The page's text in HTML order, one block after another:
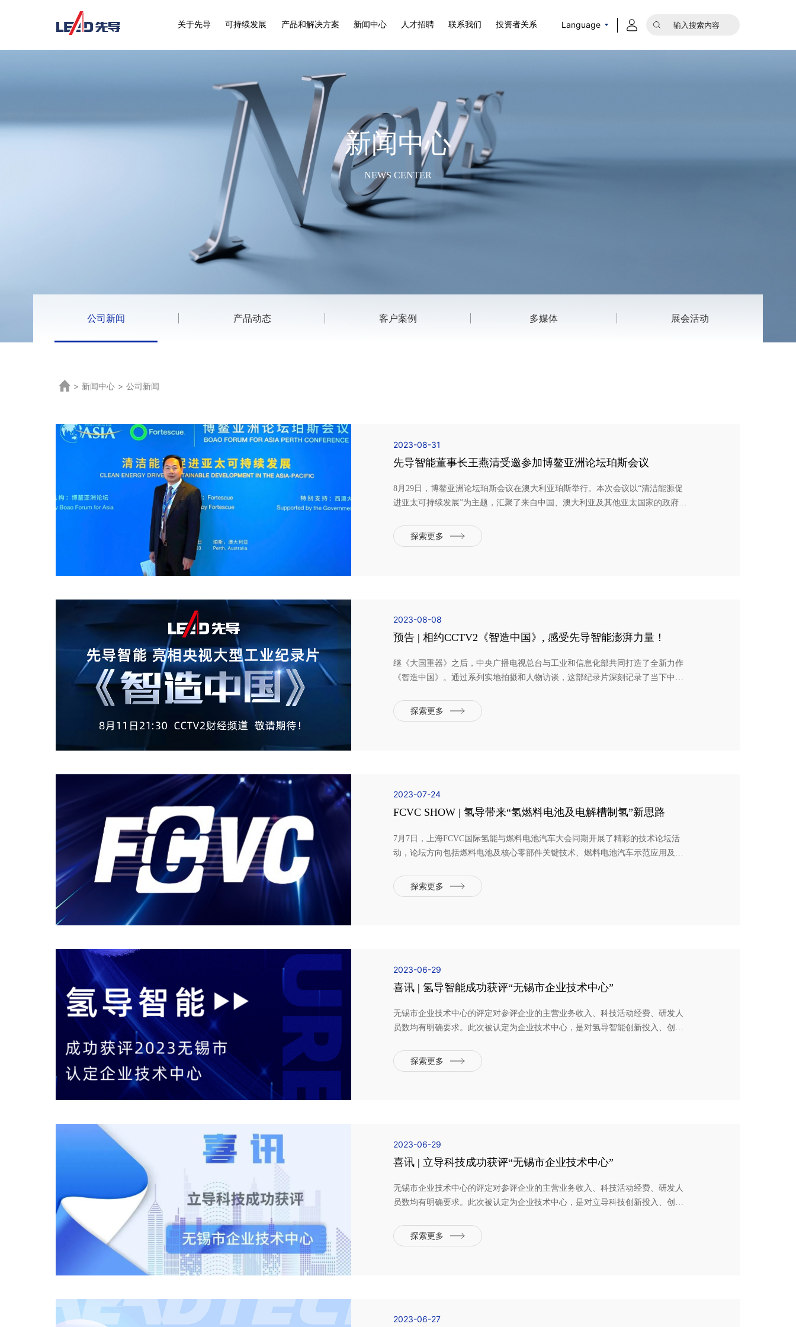
关于先导 可持续发展 产品和解决方案 新闻中心 人才招聘 联系我们 投资者关系 Language
新闻中心
NEWS CENTER
公司新闻 产品动态 客户案例 多媒体 展会活动
> 新闻中心 > 公司新闻
2023-08-31
先导智能董事长王燕清受邀参加博鳌亚洲论坛珀斯会议
8月29日，博鳌亚洲论坛珀斯会议在澳大利亚珀斯举行。本次会议以“清洁能源促
进亚太可持续发展”为主题，汇聚了来自中国、澳大利亚及其他亚太国家的政府官
色、健康的可持续发展。作为新能源智能装备领域的代表，先导智能董事长王燕
清受邀出席会议。在...
探索更多
2023-08-08
预告 | 相约CCTV2《智造中国》, 感受先导智能澎湃力量！
继《大国重器》之后，中央广播电视总台与工业和信息化部共同打造了全新力作
《智造中国》。通过系列实地拍摄和人物访谈，这部纪录片深刻记录了当下中国
能将在纪录片中，带领观众走进全球最大的新能源电池装备生产基地，探索先导
的成长故事。在8月7日...
探索更多
2023-07-24
FCVC SHOW | 氢导带来“氢燃料电池及电解槽制氢”新思路
7月7日，上海FCVC国际氢能与燃料电池汽车大会同期开展了精彩的技术论坛活
动，论坛方向包括燃料电池及核心零部件关键技术、燃料电池汽车示范应用及商
总监孙滨为大家带来了”氢能产业关键装备技术“为主题的精彩演讲，主要介绍了电
解槽装备的技术难点及...
探索更多
2023-06-29
喜讯 | 氢导智能成功获评“无锡市企业技术中心”
无锡市企业技术中心的评定对参评企业的主营业务收入、科技活动经费、研发人
员数均有明确要求。此次被认定为企业技术中心，是对氢导智能创新投入、创新
发人员，占公司总人数的50%以上，搭建了可进行产品工艺试制的万级洁净间，可
免费为客户提供打样...
探索更多
2023-06-29
喜讯 | 立导科技成功获评“无锡市企业技术中心”
无锡市企业技术中心的评定对参评企业的主营业务收入、科技活动经费、研发人
员数均有明确要求。此次被认定为企业技术中心，是对立导科技创新投入、创新
票代码：300450）的全资子公司，世界500强智能装备首选供应商。依托先导智能
优渥的智能制造沃土，...
探索更多
2023-06-27